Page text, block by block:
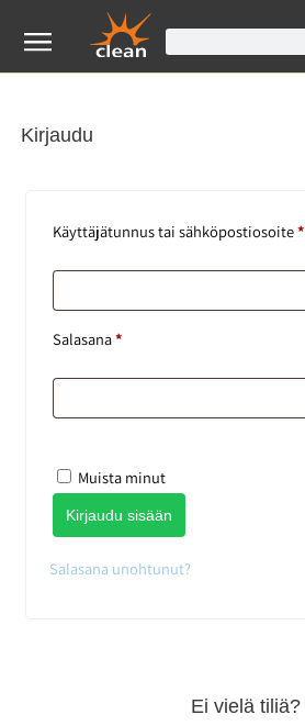
Kirjaudu
Käyttäjätunnus tai sähköpostiosoite*
Salasana*
Muista minut
Kirjaudu sisään
Salasana unohtunut?
Ei vielä tiliä?